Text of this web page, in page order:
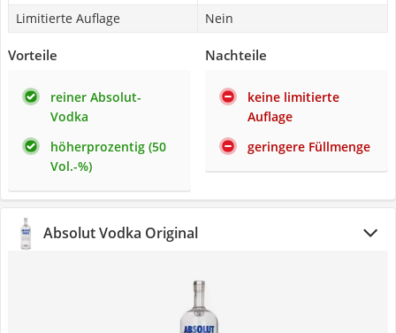
Limitierte Auflage
Nein
Vorteile
reiner Absolut-
Vodka
höherprozentig (50
Vol.-%)
Nachteile
keine limitierte
Auflage
geringere Füllmenge
Absolut Vodka Original